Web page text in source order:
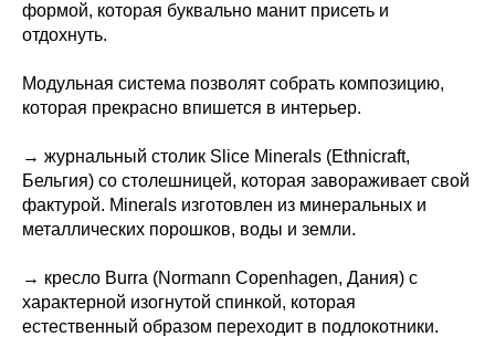
формой, которая буквально манит присеть и
отдохнуть.
Модульная система позволят собрать композицию,
которая прекрасно впишется в интерьер.
→ журнальный столик Slice Minerals (Ethnicraft,
Бельгия) со столешницей, которая завораживает свой
фактурой. Minerals изготовлен из минеральных и
металлических порошков, воды и земли.
→ кресло Burra (Normann Copenhagen, Дания) с
характерной изогнутой спинкой, которая
естественный образом переходит в подлокотники.